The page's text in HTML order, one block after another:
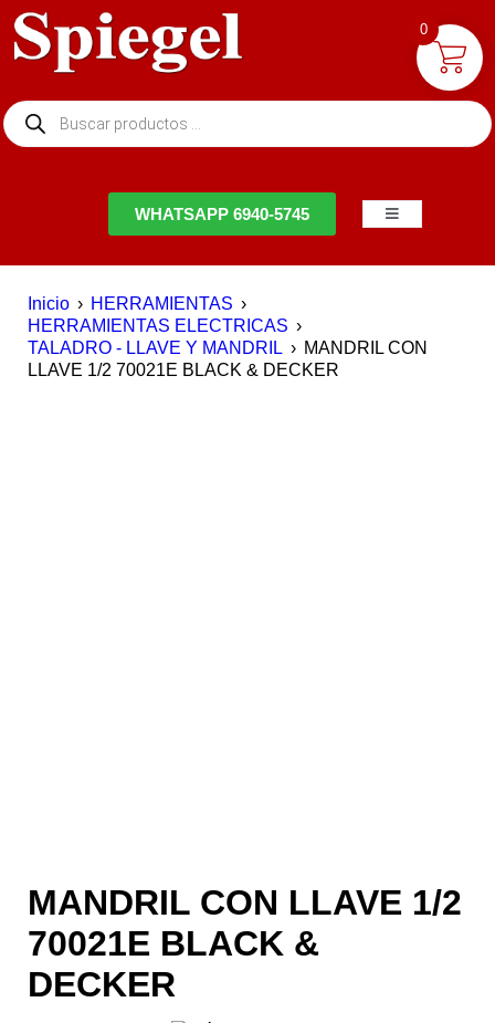
WHATSAPP 6940-5745
Inicio › HERRAMIENTAS ›
HERRAMIENTAS ELECTRICAS ›
TALADRO - LLAVE Y MANDRIL › MANDRIL CON
LLAVE 1/2 70021E BLACK & DECKER
MANDRIL CON LLAVE 1/2
70021E BLACK &
DECKER
0